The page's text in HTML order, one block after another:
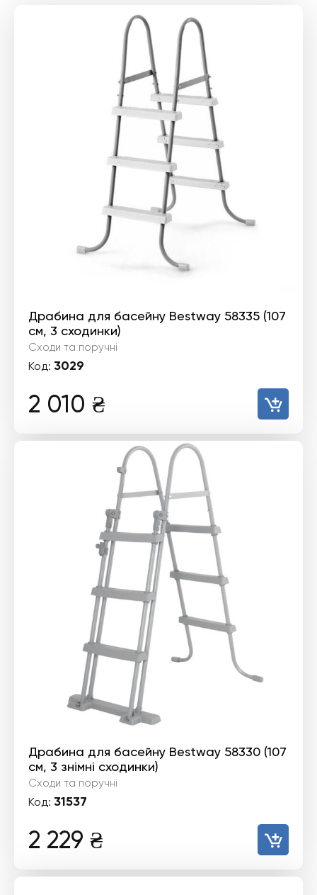
Драбина для басейну Bestway 58335 (107
см, 3 сходинки)
Сходи та поручні
Код: 3029
2 010 ₴
Драбина для басейну Bestway 58330 (107
см, 3 знімні сходинки)
Сходи та поручні
Код: 31537
2 229 ₴